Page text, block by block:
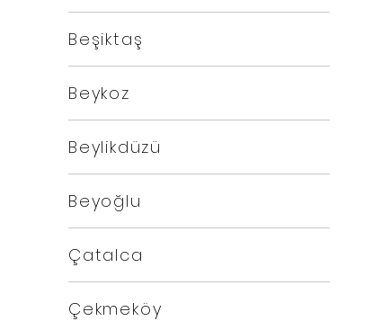
Beşiktaş
Beykoz
Beylikdüzü
Beyoğlu
Çatalca
Çekmeköy